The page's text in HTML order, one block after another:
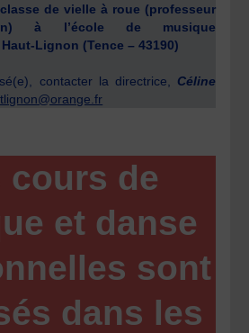
de vielle à roue (professeur
à l’école de musique
Lignon (Tence – 43190)
contacter la directrice, Céline
cours de
et danse
sont
dans les